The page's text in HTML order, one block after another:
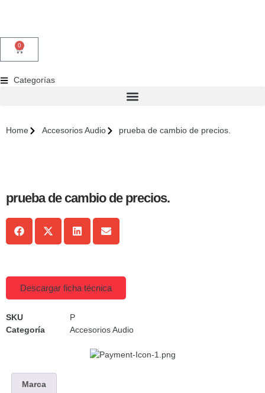
0
Categorías
Home Accesorios Audio prueba de cambio de precios.
prueba de cambio de precios.
Descargar ficha técnica
SKU
P
Categoría
Accesorios Audio
Marca